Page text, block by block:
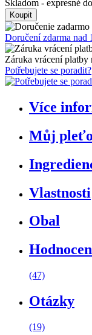
Skladom - expresné
Doručení zdarma nad
Záruka vrácení
Potřebujete se poradit?
Více
Můj
Vlastnosti
Obal
(47)
Otázky
(19)